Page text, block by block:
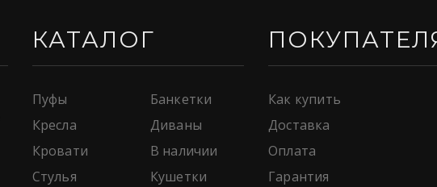
КАТАЛОГ
Пуфы
Банкетки
Кресла
Диваны
Кровати
В наличии
Стулья
Кушетки
Как купить
Доставка
Оплата
Гарантия